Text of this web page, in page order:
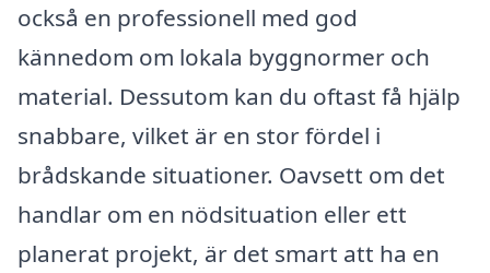
också en professionell med god
kännedom om lokala byggnormer och
material. Dessutom kan du oftast få hjälp
snabbare, vilket är en stor fördel i
brådskande situationer. Oavsett om det
handlar om en nödsituation eller ett
planerat projekt, är det smart att ha en